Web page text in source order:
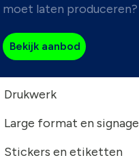
moet laten produceren?
Bekijk aanbod
Drukwerk
Large format en signage
Stickers en etiketten